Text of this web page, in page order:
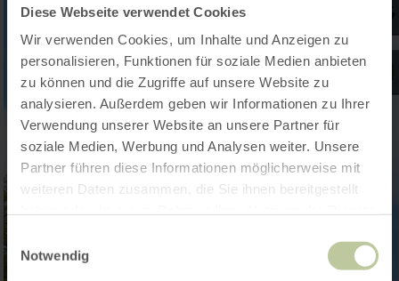
Diese Webseite verwendet Cookies
Wir verwenden Cookies, um Inhalte und Anzeigen zu
personalisieren, Funktionen für soziale Medien anbieten
zu können und die Zugriffe auf unsere Website zu
analysieren. Außerdem geben wir Informationen zu Ihrer
Verwendung unserer Website an unsere Partner für
soziale Medien, Werbung und Analysen weiter. Unsere
Partner führen diese Informationen möglicherweise mit
weiteren Daten zusammen, die Sie ihnen bereitgestellt
Einwilligungsauswahl
Notwendig